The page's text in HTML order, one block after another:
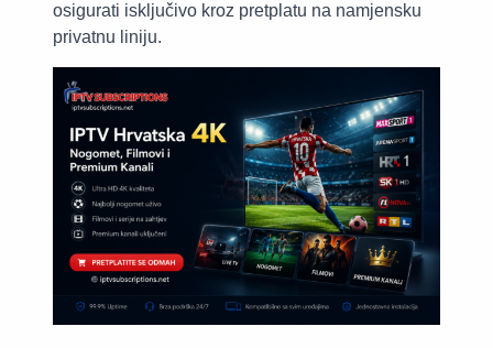
osigurati isključivo kroz pretplatu na namjensku
privatnu liniju.